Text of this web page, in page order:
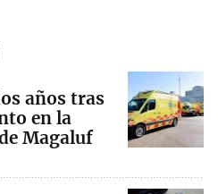
años tras
en la
Magaluf